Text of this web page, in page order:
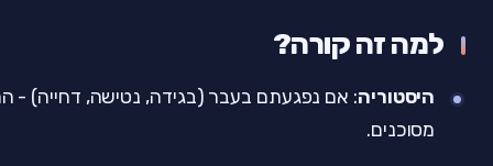
למה זה קורה?
היסטוריה: אם נפגעתם בעבר (בגידה, נטישה, דחייה) -
מסוכנים.